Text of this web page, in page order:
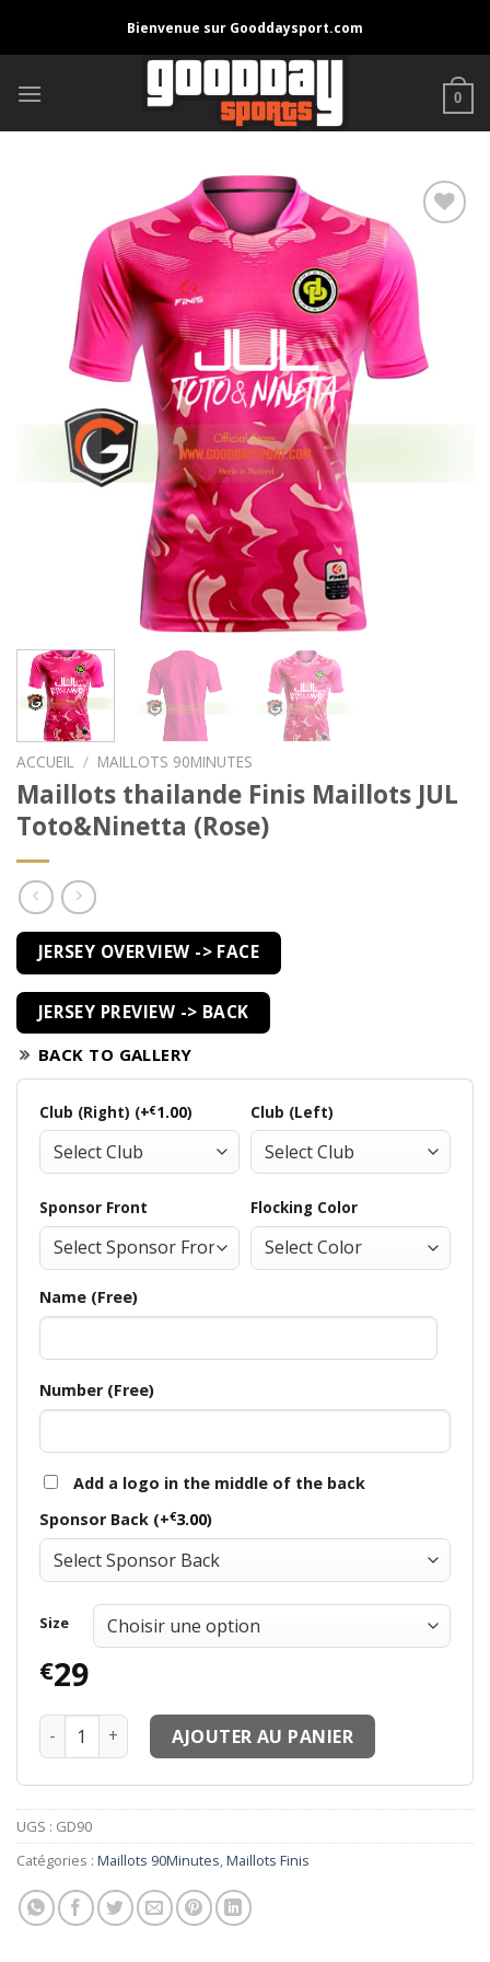
Bienvenue sur Gooddaysport.com
0
ACCUEIL / MAILLOTS 90MINUTES
Maillots thailande Finis Maillots JUL
Toto&Ninetta (Rose)
JERSEY OVERVIEW -> FACE
JERSEY PREVIEW -> BACK
BACK TO GALLERY
Club (Right) (+€1.00) Club (Left)
Sponsor Front Flocking Color
Name (Free)
Number (Free)
Add a logo in the middle of the back
Sponsor Back (+€3.00)
Size
€29
quantité de Maillots thailande Finis Maillots JUL
AJOUTER AU PANIER
UGS : GD90
Catégories : Maillots 90Minutes Maillots Finis